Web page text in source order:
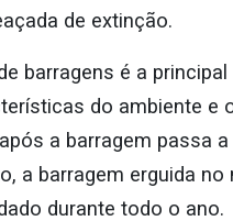
de extinção.
barragens é a
do ambiente e
a barragem passa
a barragem erguida
durante todo o ano.